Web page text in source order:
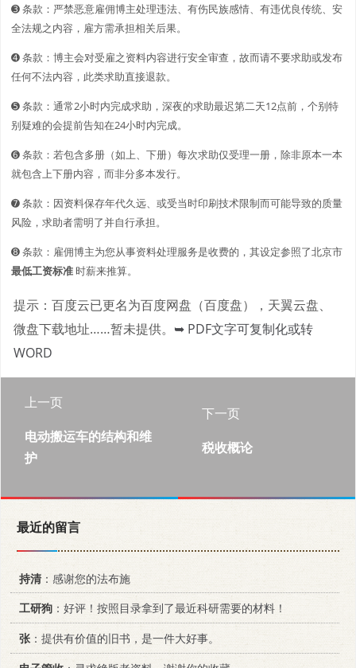
➌ 条款：严禁恶意雇佣博主处理违法、有伤民族感情、有违优良传统、安
全法规之内容，雇方需承担相关后果。
➍ 条款：博主会对受雇之资料内容进行安全审查，故而请不要求助或发布
任何不法内容，此类求助直接退款。
➎ 条款：通常2小时内完成求助，深夜的求助最迟第二天12点前，个别特
别疑难的会提前告知在24小时内完成。
➏ 条款：若包含多册（如上、下册）每次求助仅受理一册，除非原本一本
就包含上下册内容，而非分多本发行。
➐ 条款：因资料保存年代久远、或受当时印刷技术限制而可能导致的质量
风险，求助者需明了并自行承担。
➑ 条款：雇佣博主为您从事资料处理服务是收费的，其设定参照了北京市
最低工资标准时薪来推算。
提示：百度云已更名为百度网盘（百度盘），天翼云盘、
微盘下载地址……暂未提供。 ➥ PDF文字可复制化或转
WORD
上一页
电动搬运车的结构和维
护
下一页
税收概论
最近的留言
持清 ：感谢您的法布施
工研狗 ：好评！按照目录拿到了最近科研需要的材料！
张：提供有价值的旧书，是一件大好事。